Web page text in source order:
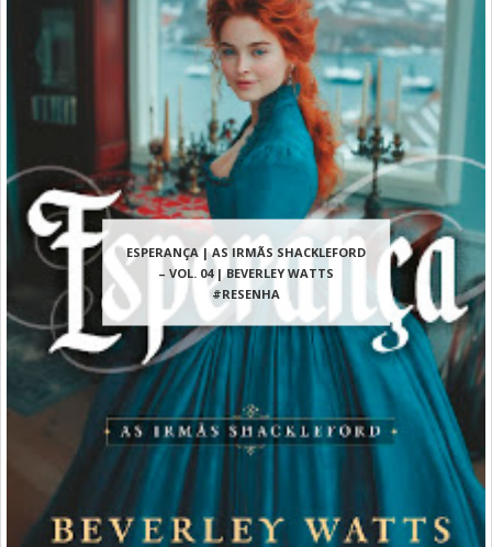
ESPERANÇA | AS IRMÃS SHACKLEFORD
– VOL. 04 | BEVERLEY WATTS
#RESENHA